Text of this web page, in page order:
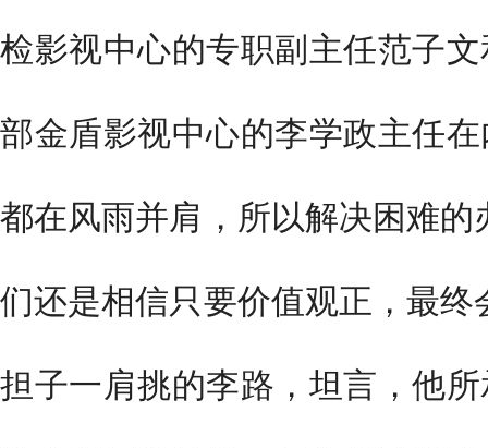
检影视中心的专职副主任范子
部金盾影视中心的李学政主任
都在风雨并肩，所以解决困难的
们还是相信只要价值观正，最终
担子一肩挑的李路，坦言，他